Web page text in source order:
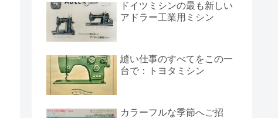
ドイツミシンの最も新しい
アドラー工業用ミシン
縫い仕事のすべてをこの一
台で：トヨタミシン
カラーフルな季節へご招